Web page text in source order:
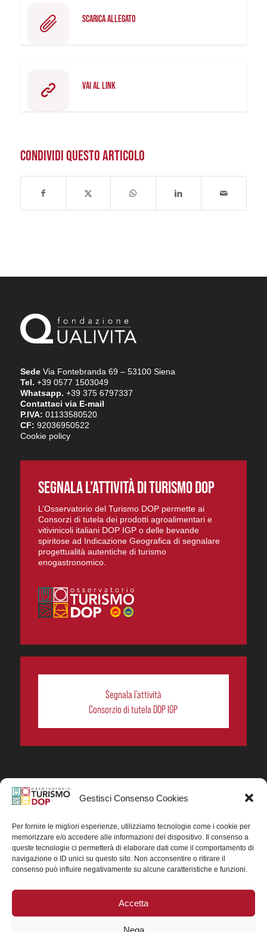
Gestisci Consenso Cookies
Per fornire le migliori esperienze, utilizziamo tecnologie come i cookie per
memorizzare e/o accedere alle informazioni del dispositivo. Il consenso a
queste tecnologie ci permetterà di elaborare dati come il comportamento di
navigazione o ID unici su questo sito. Non acconsentire o ritirare il
consenso può influire negativamente su alcune caratteristiche e funzioni.
Accetta
Nega
SCARICA ALLEGATO
VAI AL LINK
CONDIVIDI QUESTO ARTICOLO
SedeVia Fontebranda 69 – 53100 Siena
Tel. +39 0577 1503049
Whatsapp. +39 375 6797337
Contattaci via E-mail
P.IVA: 01133580520
CF: 92036950522
Cookie policy
SEGNALA L’ATTIVITÀ DI TURISMO DOP
L’Osservatorio del Turismo DOP permette ai
Consorzi di tutela dei prodotti agroalimentari e
vitivinicoli italiani DOP IGP o delle bevande
spiritose ad Indicazione Geografica di segnalare
progettualità autentiche di turismo
enogastronomico.
Segnala l’attività
Consorzio di tutela DOP IGP
In collaborazione ORIGIN ITALIA.
del turismo enogastronomico dei prodotti DOP IGP
italiani.
Concessione contributo MASAF DM n. 0311719 del
15/06/2023
Concessione contributo MASAF, DM n. 0016662 del
15/01/2025 (CUP J88H24002560007)